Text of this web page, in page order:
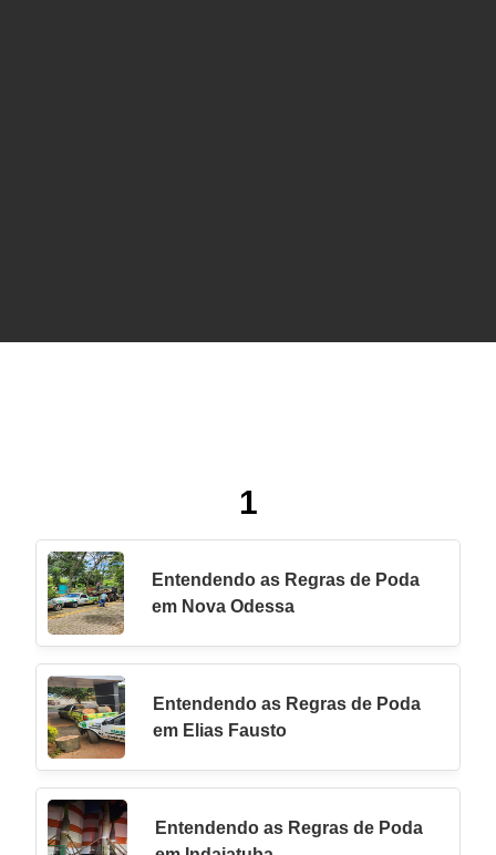
1
Entendendo as Regras de Poda
em Nova Odessa
Entendendo as Regras de Poda
em Elias Fausto
Entendendo as Regras de Poda